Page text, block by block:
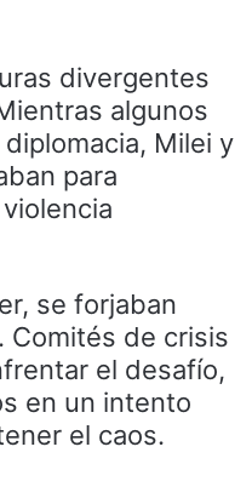
divergentes
algunos
Milei y
para
se forjaban
Comités de crisis
el desafío,
en un intento
el caos.